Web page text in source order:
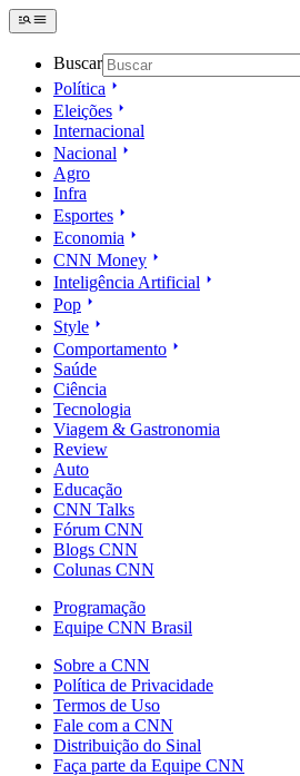
Buscar
Política
Eleições
Internacional
Nacional
Agro
Infra
Esportes
Economia
CNN Money
Inteligência Artificial
Pop
Style
Comportamento
Saúde
Ciência
Tecnologia
Viagem & Gastronomia
Review
Auto
Educação
CNN Talks
Fórum CNN
Blogs CNN
Colunas CNN
Programação
Equipe CNN Brasil
Sobre a CNN
Política de Privacidade
Termos de Uso
Fale com a CNN
Distribuição do Sinal
Faça parte da Equipe CNN